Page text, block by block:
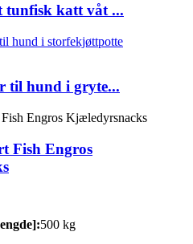
tunfisk katt våt ...
til hund i gryte...
Fish Engros
500 kg